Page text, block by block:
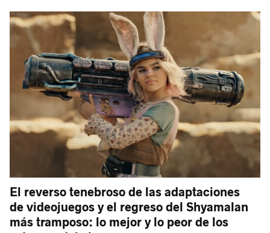
El reverso tenebroso de las adaptaciones
de videojuegos y el regreso del Shyamalan
más tramposo: lo mejor y lo peor de los